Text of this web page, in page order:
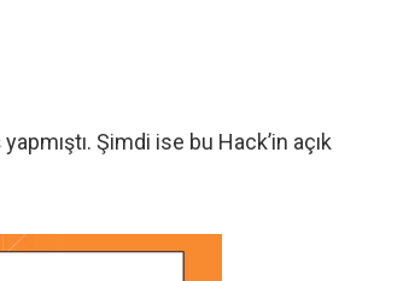
Şimdi ise bu Hack’in açık